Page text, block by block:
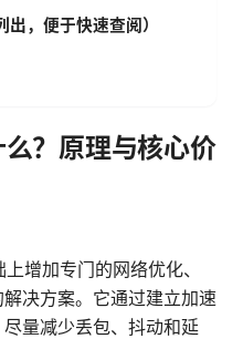
，便于快速查阅）
？原理与核心价
增加专门的网络优化、
决方案。它通过建立加速
量减少丢包、抖动和延